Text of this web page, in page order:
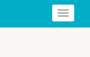
anzeigen